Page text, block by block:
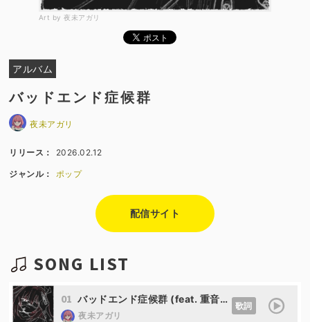
Art by 夜未アガリ
アルバム
バッドエンド症候群
夜未アガリ
リリース： 2026.02.12
ジャンル： ポップ
配信サイト
SONG LIST
01 バッドエンド症候群 (feat. 重音テト)
夜未アガリ
歌詞